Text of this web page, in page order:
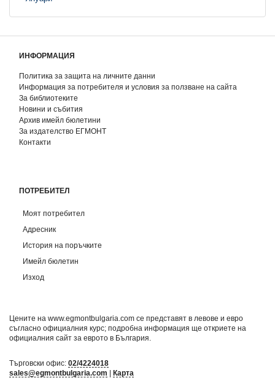
ИНФОРМАЦИЯ
Политика за защита на личните данни
Информация за потребителя и условия за ползване на сайта
За библиотеките
Новини и събития
Архив имейл бюлетини
За издателство ЕГМОНТ
Контакти
ПОТРЕБИТЕЛ
Моят потребител
Адресник
История на поръчките
Имейл бюлетин
Изход
Цените на www.egmontbulgaria.com се представят в левове и евро
съгласно официалния курс; подробна информация ще откриете на
официалния сайт за еврото в България
Търговски офис: 02/4224018
sales@egmontbulgaria.com | Карта